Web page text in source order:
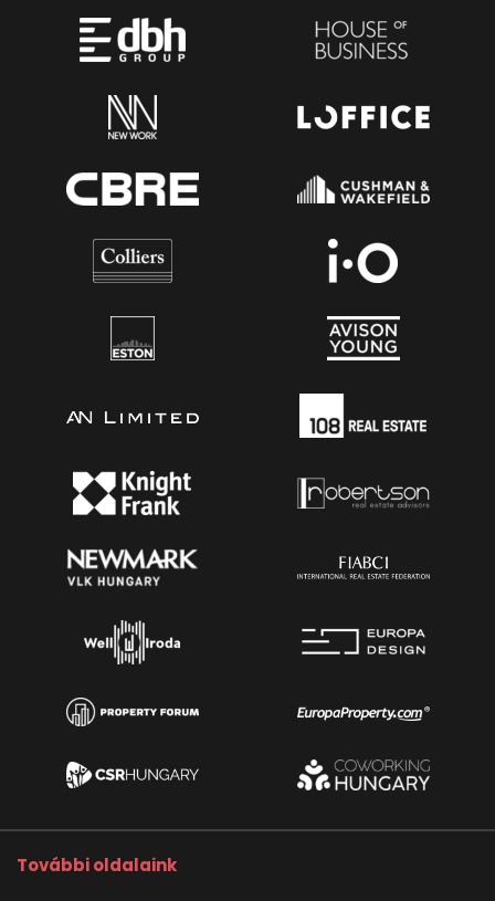
További oldalaink